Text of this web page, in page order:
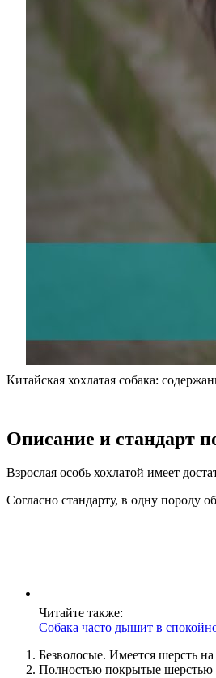
Китайская хохлатая собака:
Описание и стандарт
Взрослая особь хохлатой имеет
Согласно стандарту, в одну породу
Читайте также:
Собака часто дышит в
Безволосые. Имеется шерсть
Полностью покрытые шерстью